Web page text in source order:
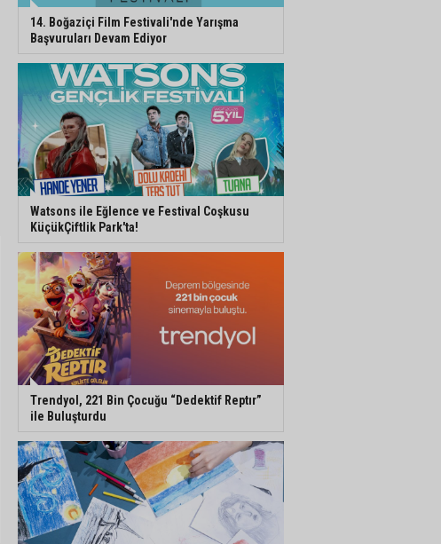
14. Boğaziçi Film Festivali'nde Yarışma
Başvuruları Devam Ediyor
Watsons ile Eğlence ve Festival Coşkusu
KüçükÇiftlik Park'ta!
Trendyol, 221 Bin Çocuğu “Dedektif Reptır”
ile Buluşturdu